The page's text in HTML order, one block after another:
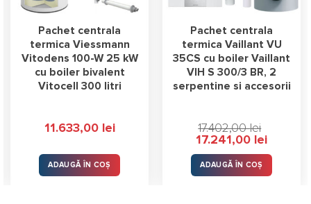
Pachet centrala
termica Viessmann
Vitodens 100-W 25 kW
cu boiler bivalent
Vitocell 300 litri
11.633,00 lei
ADAUGĂ ÎN COȘ
Pachet centrala
termica Vaillant VU
35CS cu boiler Vaillant
VIH S 300/3 BR, 2
serpentine si accesorii
17.402,00lei
Prețul
inițial
a
fost:
17.402,00 lei.
17.241,00 leiPrețul
curent
este:
ADAUGĂ ÎN COȘ